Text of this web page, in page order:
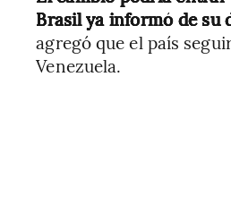
Brasil ya informó de su
agregó que el país
Venezuela.